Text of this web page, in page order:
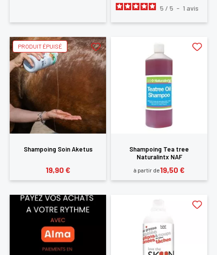
5 / 5 - 1 avis
Shampoing Soin Aketus
19,90 €
PRODUIT ÉPUISÉ
Shampoing Tea tree
Naturalintx NAF
à partir de19,50 €